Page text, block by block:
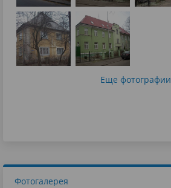
Еще фотографии
Фотогалерея